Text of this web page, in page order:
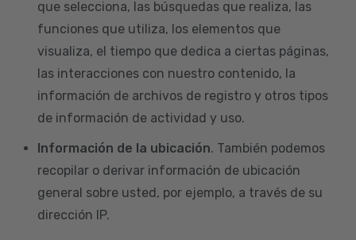
que selecciona, las búsquedas que realiza, las
funciones que utiliza, los elementos que
visualiza, el tiempo que dedica a ciertas páginas,
las interacciones con nuestro contenido, la
información de archivos de registro y otros tipos
de información de actividad y uso.
Información de la ubicación. También podemos
recopilar o derivar información de ubicación
general sobre usted, por ejemplo, a través de su
dirección IP.